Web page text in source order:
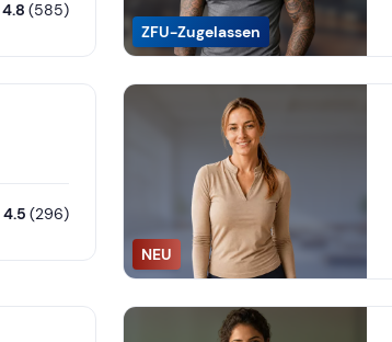
4.8 (585)
ZFU-Zugelassen
4.5 (296)
NEU